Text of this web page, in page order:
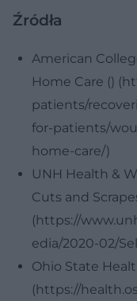
Źródła
American
Home Care ()
patients/
for-patients/
home-care/)
UNH Health &
Cuts and
(https://
edia/2020-02/
Ohio State
(https://